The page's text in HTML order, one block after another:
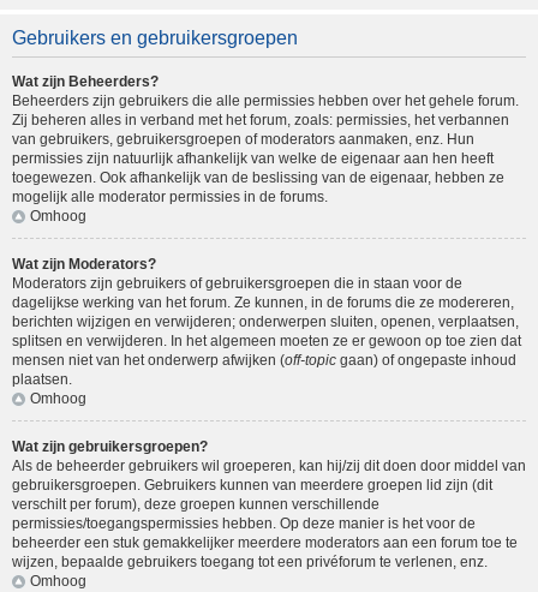
Gebruikers en gebruikersgroepen
Wat zijn Beheerders?
Beheerders zijn gebruikers die alle permissies hebben over het gehele forum.
Zij beheren alles in verband met het forum, zoals: permissies, het verbannen
van gebruikers, gebruikersgroepen of moderators aanmaken, enz. Hun
permissies zijn natuurlijk afhankelijk van welke de eigenaar aan hen heeft
toegewezen. Ook afhankelijk van de beslissing van de eigenaar, hebben ze
mogelijk alle moderator permissies in de forums.
Omhoog
Wat zijn Moderators?
Moderators zijn gebruikers of gebruikersgroepen die in staan voor de
dagelijkse werking van het forum. Ze kunnen, in de forums die ze modereren,
berichten wijzigen en verwijderen; onderwerpen sluiten, openen, verplaatsen,
splitsen en verwijderen. In het algemeen moeten ze er gewoon op toe zien dat
mensen niet van het onderwerp afwijken (off-topic gaan) of ongepaste inhoud
plaatsen.
Omhoog
Wat zijn gebruikersgroepen?
Als de beheerder gebruikers wil groeperen, kan hij/zij dit doen door middel van
gebruikersgroepen. Gebruikers kunnen van meerdere groepen lid zijn (dit
verschilt per forum), deze groepen kunnen verschillende
permissies/toegangspermissies hebben. Op deze manier is het voor de
beheerder een stuk gemakkelijker meerdere moderators aan een forum toe te
wijzen, bepaalde gebruikers toegang tot een privéforum te verlenen, enz.
Omhoog